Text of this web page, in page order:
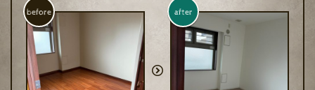
before after